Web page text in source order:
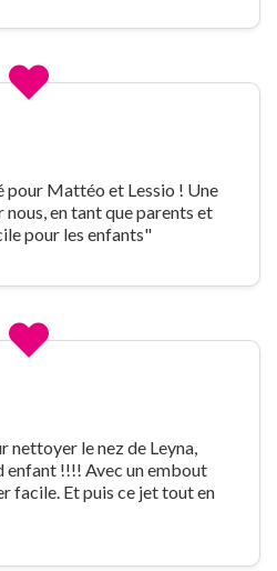
pour Mattéo et Lessio ! Une
en tant que parents et
pour les enfants"
nettoyer le nez de Leyna,
enfant !!!! Avec un embout
facile. Et puis ce jet tout en